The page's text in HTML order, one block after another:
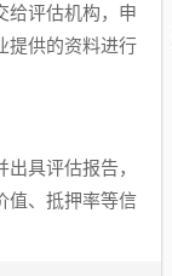
给评估机构，申
提供的资料进行
具评估报告，
值、抵押率等信